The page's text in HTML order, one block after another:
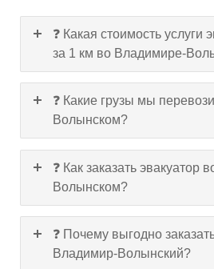
❓ Какая стоимость услуги
за 1 км во Владимире-
❓ Какие грузы мы
Волынском?
❓ Как заказать эвакуатор
Волынском?
❓ Почему выгодно
Владимир-Волынский?